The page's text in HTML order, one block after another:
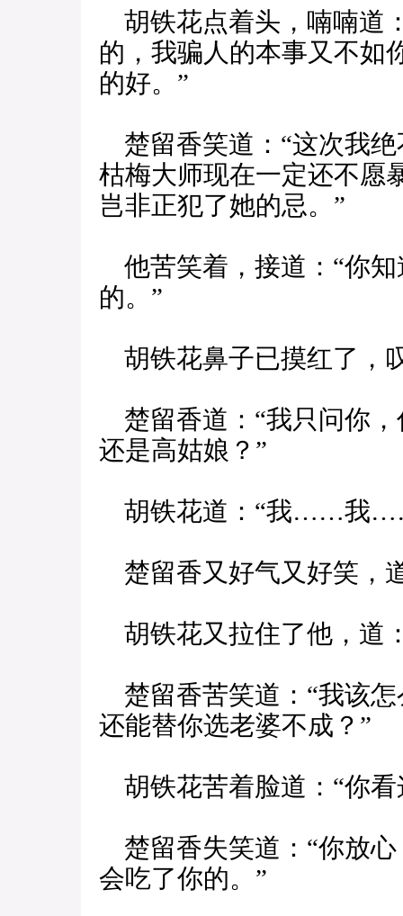
胡铁花点着头，喃喃道
的，我骗人的本事又不
的好。”
楚留香笑道：“这次我
枯梅大师现在一定还不愿
岂非正犯了她的忌。”
他苦笑着，接道：“你
的。”
胡铁花鼻子已摸红了，
楚留香道：“我只问你
还是高姑娘？”
胡铁花道：“我……我
楚留香又好气又好笑，
胡铁花又拉住了他，道
楚留香苦笑道：“我该
还能替你选老婆不成？”
胡铁花苦着脸道：“你
楚留香失笑道：“你放
会吃了你的。”